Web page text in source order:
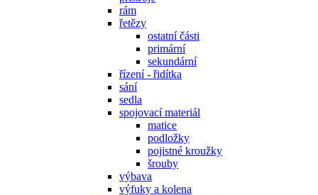
rám
řetězy
ostatní části
primární
sekundární
řízení - řidítka
sání
sedla
spojovací materiál
matice
podložky
pojistné kroužky
šrouby
výbava
výfuky a kolena